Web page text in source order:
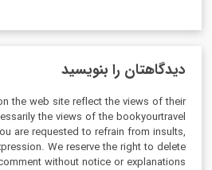
دیدگاهتان را بنویسید
the web site reflect the views of their
the views of the bookyourtravel
are requested to refrain from insults,
We reserve the right to delete
without notice or explanations.